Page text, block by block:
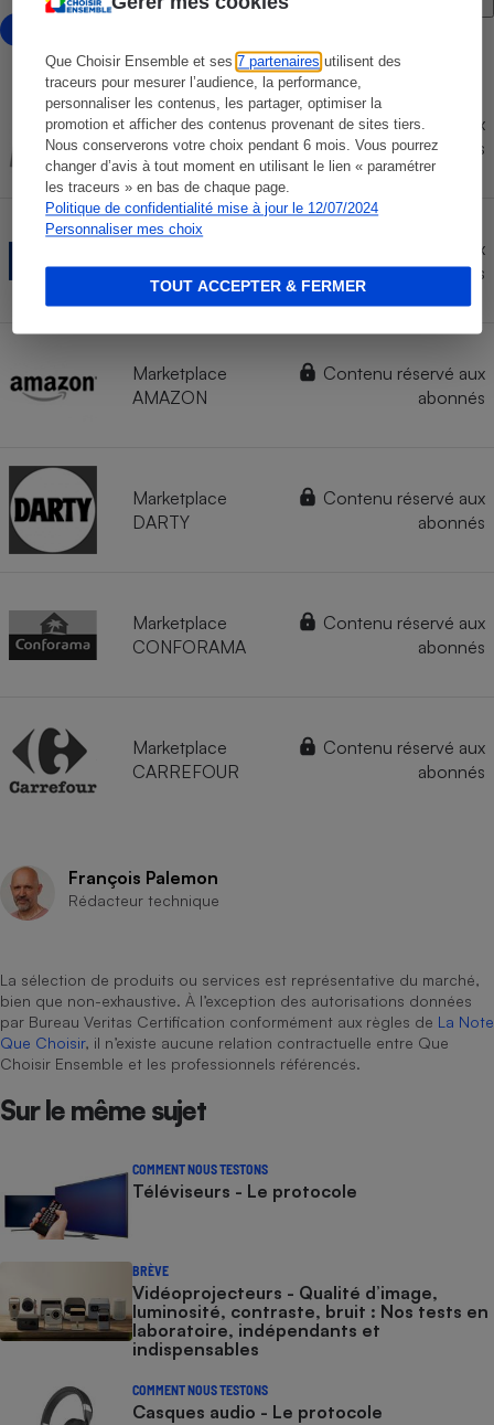
Que Choisir Ensemble et ses7 partenaires utilisent des
traceurs pour mesurer l’audience, la performance,
personnaliser les contenus, les partager, optimiser la
promotion et afficher des contenus provenant de sites tiers.
Nous conserverons votre choix pendant 6 mois. Vous pourrez
changer d’avis à tout moment en utilisant le lien « paramétrer
les traceurs » en bas de chaque page.
Politique de confidentialité mise à jour le 12/07/2024
Personnaliser mes choix
TOUT ACCEPTER & FERMER
Marketplace
FNAC
Contenu réservé aux
abonnés
Contenu réservé aux
abonnés
Marketplace
AMAZON
Contenu réservé aux
abonnés
Marketplace
DARTY
Contenu réservé aux
abonnés
Marketplace
CONFORAMA
Contenu réservé aux
abonnés
Marketplace
CARREFOUR
Contenu réservé aux
abonnés
François Palemon
Rédacteur technique
La sélection de produits ou services est représentative du marché,
bien que non-exhaustive. À l’exception des autorisations données
par Bureau Veritas Certification conformément aux règles de La Note
Que Choisir, il n’existe aucune relation contractuelle entre Que
Choisir Ensemble et les professionnels référencés.
Sur le même sujet
COMMENT NOUS TESTONS
Téléviseurs - Le protocole
BRÈVE
Vidéoprojecteurs - Qualité d’image,
luminosité, contraste, bruit : Nos tests en
laboratoire, indépendants et
indispensables
COMMENT NOUS TESTONS
Casques audio - Le protocole